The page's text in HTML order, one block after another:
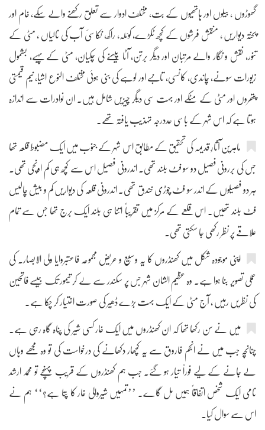
گھوڑوں ، بیلوں اور ہاتھیوں کے بت، مختلف ادوار سے تعلق رکھنے والے سکے، خام اور
پختہ دیواریں ، منقش فرشوں کے کچھ ٹکڑے، کوئلہ، راکھ، نکاسیٔ آب کی نالیاں ، مٹی کے
تنور، نقش و نگار والے مرتبان اور دیگر برتن، آٹا پیسنے کی چکیان، مٹی کے پہیے، بشمول
زیورات سونے، چاندی، کانسی، تانبے اور لوہے کی بنی ہوئی مختلف النوع اشیا، نیم قیمتی
پتھروں اور مٹی کے مٹکے اور بہت سی دیگر چیزیں شامل ہیں۔ ان نوادرات سے اندازہ
ہوتا ہے کہ اس شہر کے باسی حددرجہ تہذیب یافتہ تھے۔
ماہرین آثارِ قدیمہ کی تحقیق کے مطابق اس شہر کے جنوب میں ایک مضبوط قلعہ تھا
جس کی بررونی فصیل دو سو فٹ بلند تھی۔ اندرونی فصیل اس سے کچھ ہی کم اونچی تھی۔
ہر دو فصیلوں کے اندر سو فٹ چوڑی خندق تھی۔ اندرونی قلعہ کی دیواریں کم و بیش چالیس
فٹ بلند تھیں۔ اس قلعے کے مرکز میں تقریباً اتنا ہی بلند ایک برج تھا جس سے تمام
علاقے پر نظر رکھی جا سکتی تھی۔
اپنی موجودہ شکل میں کھنڈروں کا یہ وسیع و عریض مجموعہ فاعتبروایا ولی الابصار۔ کی
عملی تصویر بنا ہوا ہے۔ وہ عظیم الشان شہر جس پر سکندر سے لے کر تیمور تک جیسے فاتحین
کی نظریں رہیں ، آج مٹی کے ایک بہت بڑے ڈھیر کی صورت اختیار کر چکا ہے۔
میں نے سن رکھا تھا کہ ان کھنڈروں میں ایک غار کسی شیر کی پناہ گاہ رہی ہے۔
چنانچہ جب میں نے انجم فاروق سے یہ کچھار دکھانے کی درخواست کی تو وہ مجھے وہاں
لے جانے کے لیے فوراً تیار ہو گئے۔ جب ہم کھنڈروں کے قریب پہنچے تو محمد ارشد
نامی ایک شخص اتفاقاً ہمیں مل گاے۔ ’’تمہیں شیروالی غار کا پتا ہے؟‘‘ ہم نے
اس سے سوال کیا۔